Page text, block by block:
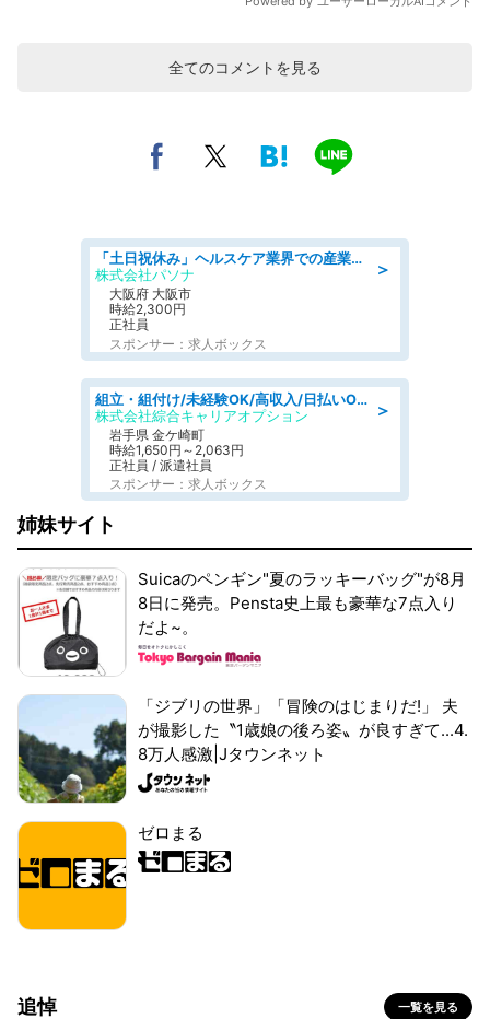
全てのコメントを見る
＞
「土日祝休み」ヘルスケア業界での産業保健師業務/看護師/高時給/要資格:正看護師
株式会社パソナ
大阪府 大阪市
時給2,300円
正社員
スポンサー：求人ボックス
＞
組立・組付け/未経験OK/高収入/日払いOK/交替制/20・30・40代活躍中
株式会社綜合キャリアオプション
岩手県 金ケ崎町
時給1,650円～2,063円
正社員 / 派遣社員
スポンサー：求人ボックス
姉妹サイト
Suicaのペンギン"夏のラッキーバッグ"が8月
8日に発売。Pensta史上最も豪華な7点入り
だよ~。
「ジブリの世界」「冒険のはじまりだ!」 夫
が撮影した〝1歳娘の後ろ姿〟が良すぎて...4.
8万人感激|Jタウンネット
ゼロまる
追悼 一覧を見る